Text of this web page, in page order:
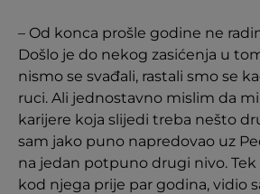
– Od konca prošle godine ne
Došlo je do nekog zasićenja u
nismo se svađali, rastali smo se
ruci. Ali jednostavno mislim da
karijere koja slijedi treba nešto
sam jako puno napredovao uz
na jedan potpuno drugi nivo. Tek
kod njega prije par godina, vidio